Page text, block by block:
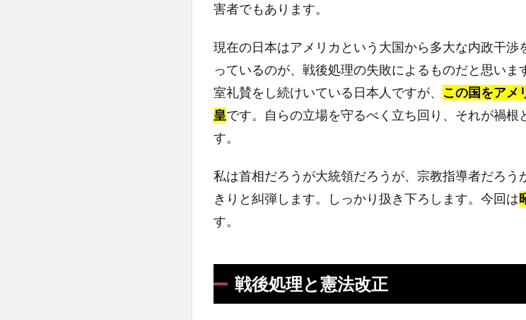
害者でもあります。
現在の日本はアメリカという大国から多大な内政干渉
っているのが、戦後処理の失敗によるものだと思い
室礼賛をし続けいている日本人ですが、 この国をアメ
皇です。自らの立場を守るべく立ち回り、それが禍
す。
私は首相だろうが大統領だろうが、宗教指導者だろう
きりと糾弾します。しっかり扱き下ろします。今回は
す。
戦後処理と憲法改正